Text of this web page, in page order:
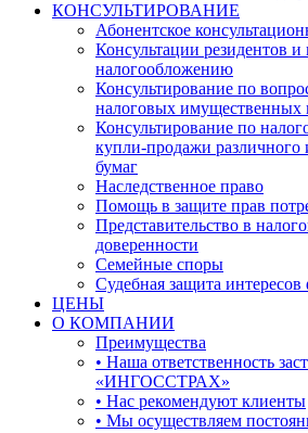
КОНСУЛЬТИРОВАНИЕ
Абонентское
Консультации резидентов и
налогообложению
Консультирование по
налоговых имущественных
Консультирование по
купли-продажи
бумаг
Наследственное право
Помощь в защите прав
Представительство в
доверенности
Семейные споры
Судебная защита
ЦЕНЫ
О КОМПАНИИ
Преимущества
• Наша ответственность
«ИНГОССТРАХ»
• Нас рекомендуют клиенты
• Мы осуществляем